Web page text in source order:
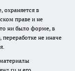
охраняется в
праве и не
ни было форме, в
не иначе